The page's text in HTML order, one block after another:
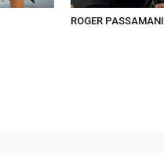
ROGER PASSAMANI